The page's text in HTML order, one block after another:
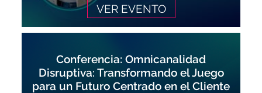
VER EVENTO
Conferencia: Omnicanalidad
Disruptiva: Transformando el Juego
para un Futuro Centrado en el Cliente